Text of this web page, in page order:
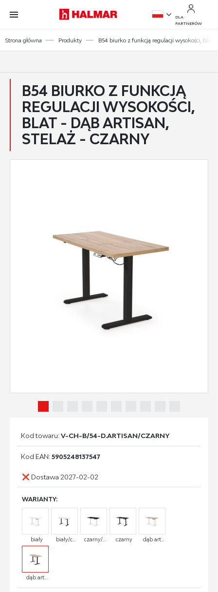
Przejdź do treści.
Przejdź do menu.
Przejdź do wyszukiwarki.
EN
DLA
PARTNERÓW
Strona główna Produkty B54 biurko z funkcją regulacji wysokości, blat
B54 BIURKO Z FUNKCJĄ
REGULACJI WYSOKOŚCI,
BLAT - DĄB ARTISAN,
STELAŻ - CZARNY
Kod towaru:V-CH-B/54-D.ARTISAN/CZARNY
Kod EAN:5905248137547
Dostawa 2027-02-02
WARIANTY:
biały biały/c... czarny/... czarny dąb art...
dąb art...